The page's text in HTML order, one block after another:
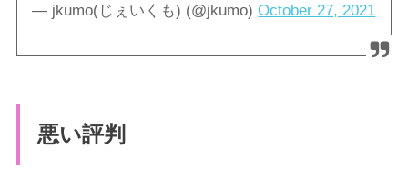
— jkumo(じぇいくも) (@jkumo)October 27, 2021
悪い評判